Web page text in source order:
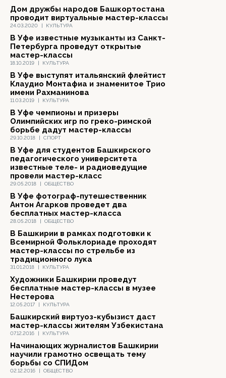
24.03.2020 | КУЛЬТУРА
Дом дружбы народов Башкортостана
проводит виртуальные мастер-классы
18.10.2019 | КУЛЬТУРА
В Уфе известные музыканты из Санкт-
Петербурга проведут открытые
мастер-классы
11.03.2019 | КУЛЬТУРА
В Уфе выступят итальянский флейтист
Клаудио Монтафиа и знаменитое Трио
имени Рахманинова
29.10.2018 | СПОРТ
В Уфе чемпионы и призеры
Олимпийских игр по греко-римской
борьбе дадут мастер-классы
29.05.2018 | ОБЩЕСТВО
В Уфе для студентов Башкирского
педагогического университета
известные теле- и радиоведущие
провели мастер-класс
28.05.2018 | ОБЩЕСТВО
В Уфе фотограф-путешественник
Антон Агарков проведет два
бесплатных мастер-класса
31.01.2018 | КУЛЬТУРА
В Башкирии в рамках подготовки к
Всемирной Фольклориаде проходят
мастер-классы по стрельбе из
традиционного лука
12.05.2017 | КУЛЬТУРА
Художники Башкирии проведут
бесплатные мастер-классы в музее
Нестерова
07.12.2016 | КУЛЬТУРА
Башкирский виртуоз-кубызист даст
мастер-классы жителям Узбекистана
02.12.2016 | ОБЩЕСТВО
Начинающих журналистов Башкирии
научили грамотно освещать тему
борьбы со СПИДом